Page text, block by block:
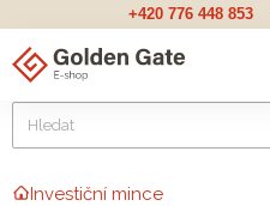
+420 776 448 853
Investiční mince